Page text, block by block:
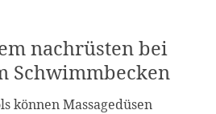
nachrüsten bei
Schwimmbecken
können Massagedüsen